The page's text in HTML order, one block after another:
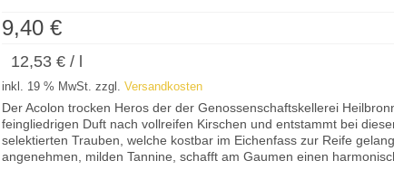
9,40 €
12,53 €/
inkl. 19 % MwSt. zzgl. Versandkosten
Der Acolon trocken Heros der der Genossenschaftskellerei
feingliedrigen Duft nach vollreifen Kirschen und entstammt bei
selektierten Trauben, welche kostbar im Eichenfass zur Reife
angenehmen, milden Tannine, schafft am Gaumen einen